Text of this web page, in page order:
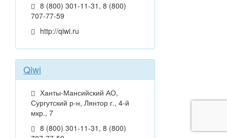
8 (800) 301-11-31, 8 (800)
707-77-59
http://qiwi.ru
Qiwi
Ханты-Мансийский АО,
Сургутский р-н, Лянтор г., 4-й
мкр., 7
8 (800) 301-11-31, 8 (800)